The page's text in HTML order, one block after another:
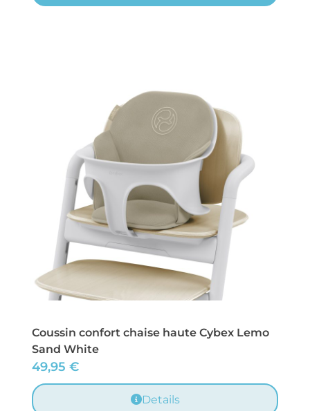
Coussin confort chaise haute Cybex Lemo
Sand White
49,95 €
Details